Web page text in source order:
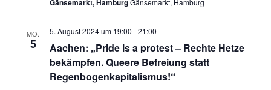
Gänsemarkt, HamburgGänsemarkt, Hamburg
MO.
5
Aachen: „Pride is a protest – Rechte Hetze
bekämpfen. Queere Befreiung statt
Regenbogenkapitalismus!“
5. August 2024 um 19:00 -21:00